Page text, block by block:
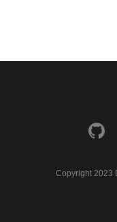
Copyright 2023